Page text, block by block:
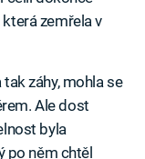
zemřela v
záhy, mohla se
Ale dost
byla
po něm chtěl